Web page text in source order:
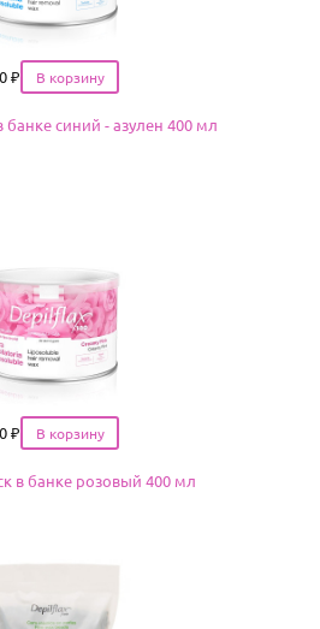
₽
банке синий - азулен 400 мл
₽
в банке розовый 400 мл